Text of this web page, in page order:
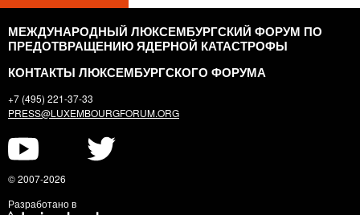
МЕЖДУНАРОДНЫЙ ЛЮКСЕМБУРГСКИЙ ФОРУМ ПО
ПРЕДОТВРАЩЕНИЮ ЯДЕРНОЙ КАТАСТРОФЫ
КОНТАКТЫ ЛЮКСЕМБУРГСКОГО ФОРУМА
+7 (495) 221-37-33
PRESS@LUXEMBOURGFORUM.ORG
© 2007-2026
Разработано в